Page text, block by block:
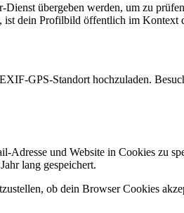
übergeben werden, um zu
dein Profilbild öffentlich im Kontext
GPS-Standort hochzuladen.
Adresse und Website in Cookies zu
lang gespeichert.
ob dein Browser Cookies